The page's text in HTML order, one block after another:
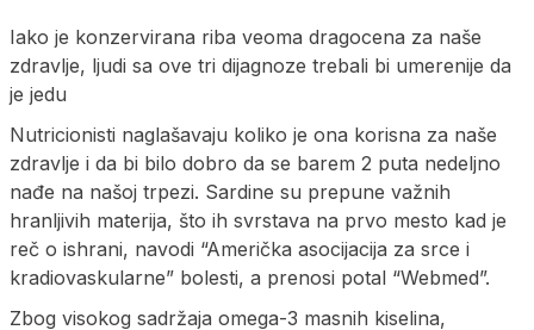
Iako je konzervirana riba veoma dragocena za naše
zdravlje, ljudi sa ove tri dijagnoze trebali bi umerenije da
je jedu
Nutricionisti naglašavaju koliko je ona korisna za naše
zdravlje i da bi bilo dobro da se barem 2 puta nedeljno
nađe na našoj trpezi. Sardine su prepune važnih
hranljivih materija, što ih svrstava na prvo mesto kad je
reč o ishrani, navodi “Američka asocijacija za srce i
kradiovaskularne” bolesti, a prenosi potal “Webmed”.
Zbog visokog sadržaja omega-3 masnih kiselina,